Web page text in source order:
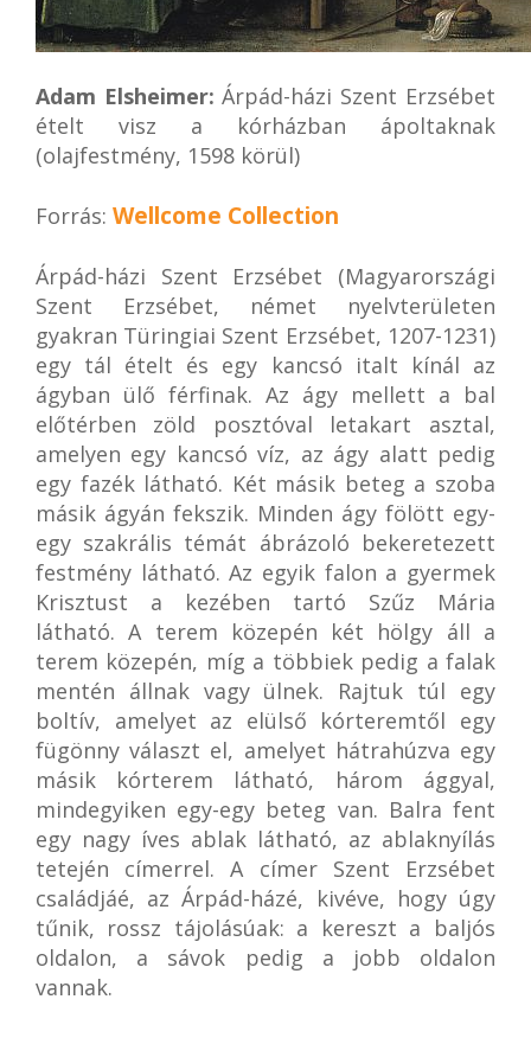
Adam Elsheimer:Árpád-házi Szent Erzsébet
ételt visz a kórházban ápoltaknak
(olajfestmény, 1598 körül)
Forrás: Wellcome Collection
Árpád-házi Szent Erzsébet (Magyarországi
Szent Erzsébet, német nyelvterületen
gyakran Türingiai Szent Erzsébet, 1207-1231)
egy tál ételt és egy kancsó italt kínál az
ágyban ülő férfinak. Az ágy mellett a bal
előtérben zöld posztóval letakart asztal,
amelyen egy kancsó víz, az ágy alatt pedig
egy fazék látható. Két másik beteg a szoba
másik ágyán fekszik. Minden ágy fölött egy-
egy szakrális témát ábrázoló bekeretezett
festmény látható. Az egyik falon a gyermek
Krisztust a kezében tartó Szűz Mária
látható. A terem közepén két hölgy áll a
terem közepén, míg a többiek pedig a falak
mentén állnak vagy ülnek. Rajtuk túl egy
boltív, amelyet az elülső kórteremtől egy
fügönny választ el, amelyet hátrahúzva egy
másik kórterem látható, három ággyal,
mindegyiken egy-egy beteg van. Balra fent
egy nagy íves ablak látható, az ablaknyílás
tetején címerrel. A címer Szent Erzsébet
családjáé, az Árpád-házé, kivéve, hogy úgy
tűnik, rossz tájolásúak: a kereszt a baljós
oldalon, a sávok pedig a jobb oldalon
vannak.